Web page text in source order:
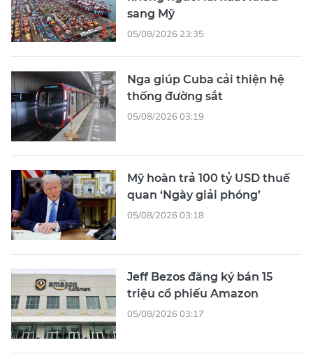
sang Mỹ
05/08/2026 23:35
Nga giúp Cuba cải thiện hệ
thống đường sắt
05/08/2026 03:19
Mỹ hoàn trả 100 tỷ USD thuế
quan ‘Ngày giải phóng’
05/08/2026 03:18
Jeff Bezos đăng ký bán 15
triệu cổ phiếu Amazon
05/08/2026 03:17